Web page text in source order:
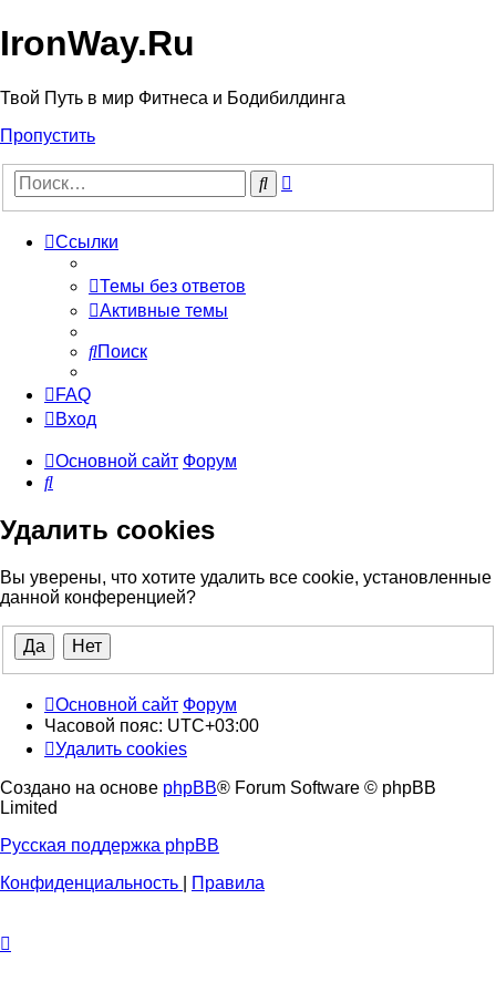
IronWay.Ru
Твой Путь в мир Фитнеса и Бодибилдинга
Пропустить
Поиск
Ссылки
Темы без ответов
Активные темы
Поиск
FAQ
Вход
Основной сайт Форум
Поиск
Удалить cookies
Вы уверены, что хотите удалить все cookie, установленные
данной конференцией?
Основной сайт Форум
Часовой пояс: UTC+03:00
Удалить cookies
Создано на основе phpBB® Forum Software © phpBB
Limited
Русская поддержка phpBB
Конфиденциальность
Правила